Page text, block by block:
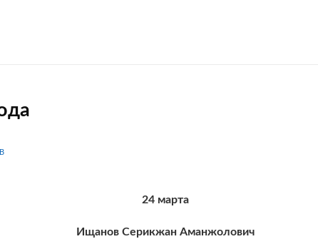
24 марта
Ищанов Серикжан Аманжолович